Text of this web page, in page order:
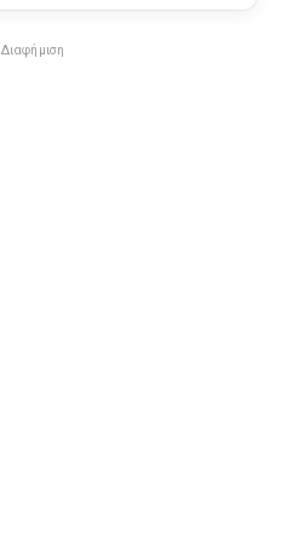
Διαφήμιση